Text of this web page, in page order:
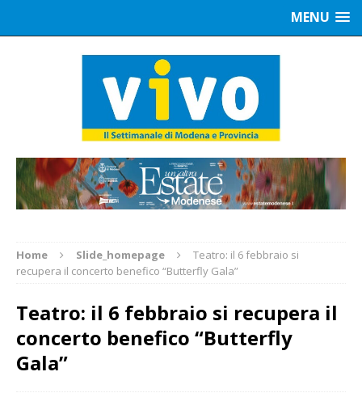
MENU
Home Slide_homepage
Teatro: il 6 febbraio si
recupera il concerto benefico “Butterfly Gala”
Teatro: il 6 febbraio si recupera il
concerto benefico “Butterfly
Gala”